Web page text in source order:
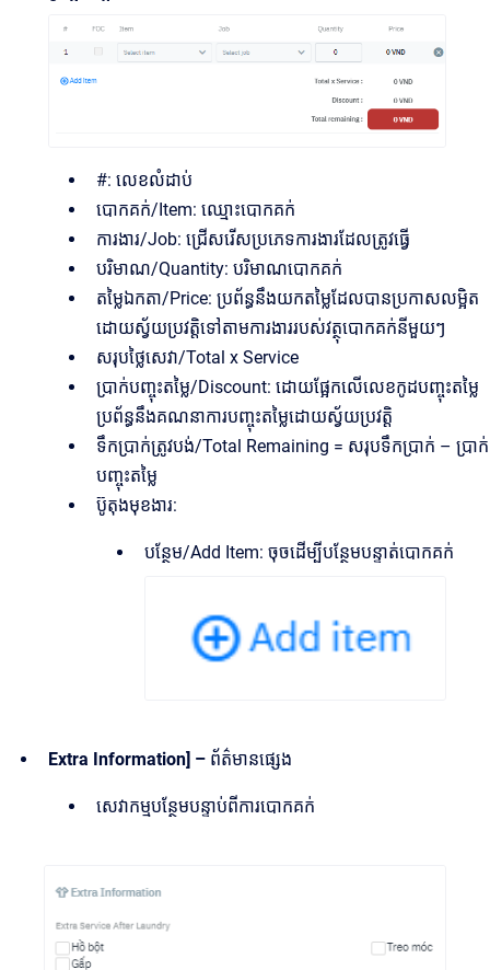
#: លេខលំដាប់
បោកគក់/Item: ឈ្មោះបោកគក់
ការងារ/Job: ជ្រើសរើសប្រភេទការងារដែលត្រូវធ្វើ
បរិមាណ/Quantity: បរិមាណបោកគក់
តម្លៃឯកតា/Price: ប្រព័ន្ធ​នឹង​យក​តម្លៃ​ដែល​បាន​ប្រកាស​លម្អិត​
ដោយ​ស្វ័យ​ប្រវត្តិ​ទៅ​តាម​ការងារ​របស់​វត្ថុ​បោកគក់​នីមួយៗ
សរុបថ្លៃសេវា/Total x Service
ប្រាក់បញ្ចុះតម្លៃ/Discount: ដោយផ្អែកលើលេខកូដបញ្ចុះតម្លៃ
ប្រព័ន្ធនឹងគណនាការបញ្ចុះតម្លៃដោយស្វ័យប្រវត្តិ
ទឹកប្រាក់ត្រូវបង់/Total Remaining = សរុបទឹកប្រាក់ – ប្រាក់
បញ្ចុះតម្លៃ
ប៊ូតុងមុខងារ:
បន្ថែម/Add Item: ចុចដើម្បីបន្ថែមបន្ទាត់បោកគក់
Extra Information] – ព័ត៌មានផ្សេង
សេវាកម្មបន្ថែមបន្ទាប់ពីការបោកគក់